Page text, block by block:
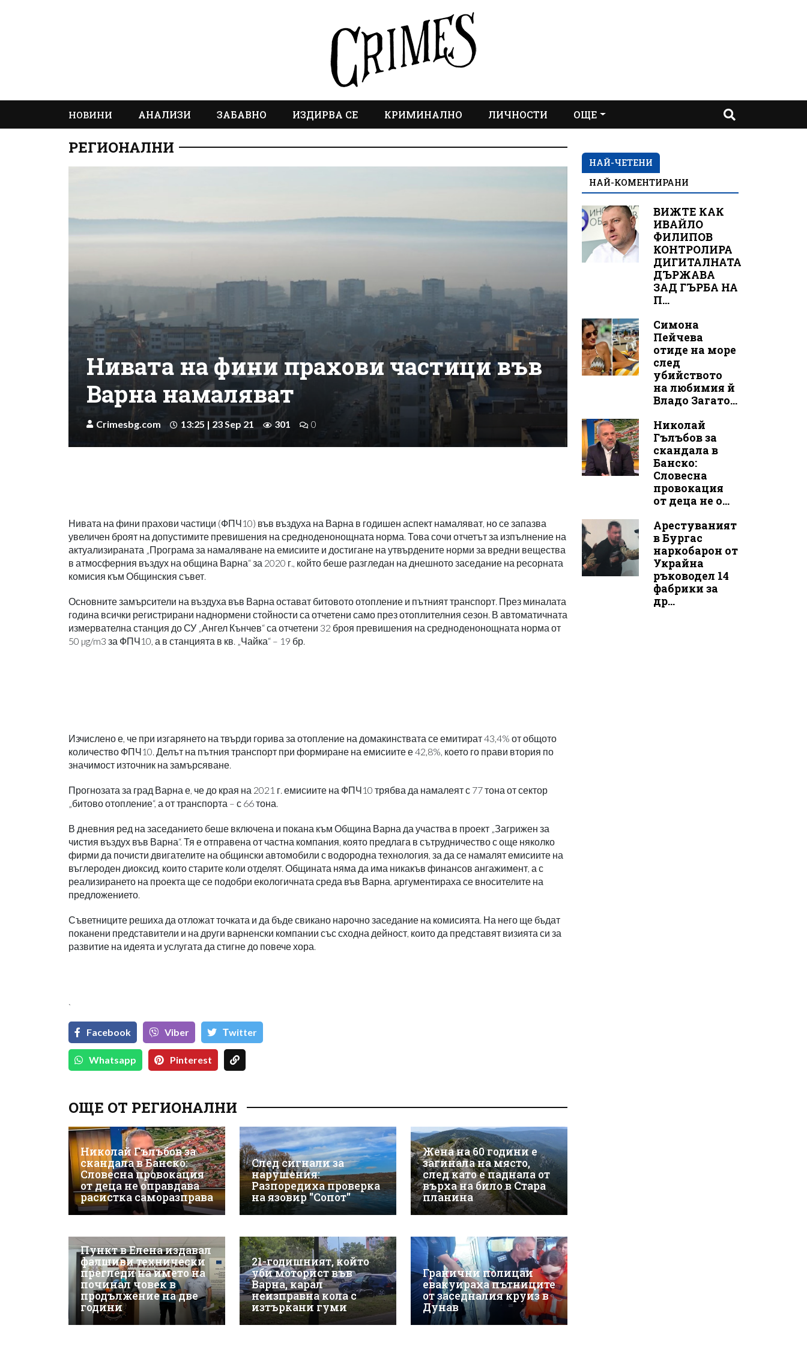
НОВИНИ АНАЛИЗИ ЗАБАВНО ИЗДИРВА СЕ КРИМИНАЛНО ЛИЧНОСТИ ОЩЕ
РЕГИОНАЛНИ
Нивата на фини прахови частици във
Варна намаляват
Crimesbg.com 13:25 | 23 Sep 21 301 0
Нивата на фини прахови частици (ФПЧ10) във въздуха на Варна в годишен аспект намаляват, но се запазва
увеличен броят на допустимите превишения на средноденонощната норма. Това сочи отчетът за изпълнение на
актуализираната „Програма за намаляване на емисиите и достигане на утвърдените норми за вредни вещества
в атмосферния въздух на община Варна“ за 2020 г., който беше разгледан на днешното заседание на ресорната
комисия към Общинския съвет.
Основните замърсители на въздуха във Варна остават битовото отопление и пътният транспорт. През миналата
година всички регистрирани наднормени стойности са отчетени само през отоплителния сезон. В автоматичната
измервателна станция до СУ „Ангел Кънчев“ са отчетени 32 броя превишения на средноденонощната норма от
50 µg/m3 за ФПЧ10, а в станцията в кв. „Чайка“ – 19 бр.
Изчислено е, че при изгарянето на твърди горива за отопление на домакинствата се емитират 43,4% от общото
количество ФПЧ10. Делът на пътния транспорт при формиране на емисиите е 42,8%, което го прави втория по
значимост източник на замърсяване.
Прогнозата за град Варна е, че до края на 2021 г. емисиите на ФПЧ10 трябва да намалеят с 77 тона от сектор
„битово отопление“, а от транспорта – с 66 тона.
В дневния ред на заседанието беше включена и покана към Община Варна да участва в проект „Загрижен за
чистия въздух във Варна“. Тя е отправена от частна компания, която предлага в сътрудничество с още няколко
фирми да почисти двигателите на общински автомобили с водородна технология, за да се намалят емисиите на
въглероден диоксид, които старите коли отделят. Общината няма да има никакъв финансов ангажимент, а с
реализирането на проекта ще се подобри екологичната среда във Варна, аргументираха се вносителите на
предложението.
Съветниците решиха да отложат точката и да бъде свикано нарочно заседание на комисията. На него ще бъдат
поканени представители и на други варненски компании със сходна дейност, които да представят визията си за
развитие на идеята и услугата да стигне до повече хора.
`
Facebook Viber Тwitter
Whatsapp Pinterest
ОЩЕ ОТ РЕГИОНАЛНИ
Николай Гълъбов за
скандала в Банско:
Словесна провокация
от деца не оправдава
расистка саморазправа
След сигнали за
нарушения:
Разпоредиха проверка
на язовир "Сопот"
Жена на 60 години е
загинала на място,
след като е паднала от
върха на било в Стара
планина
Пункт в Елена издавал
фалшиви технически
прегледи на името на
починал човек в
продължение на две
години
21-годишният, който
уби моторист във
Варна, карал
неизправна кола с
изтъркани гуми
Гранични полицаи
евакуираха пътниците
от заседналия круиз в
Дунав
НАЙ-ЧЕТЕНИ
НАЙ-КОМЕНТИРАНИ
ВИЖТЕ КАК
ИВАЙЛО
ФИЛИПОВ
КОНТРОЛИРА
ДИГИТАЛНАТА
ДЪРЖАВА
ЗАД ГЪРБА НА
П...
Симона
Пейчева
отиде на море
след
убийството
на любимия й
Владо Загато...
Николай
Гълъбов за
скандала в
Банско:
Словесна
провокация
от деца не о...
Арестуваният
в Бургас
наркобарон от
Украйна
ръководел 14
фабрики за
др...